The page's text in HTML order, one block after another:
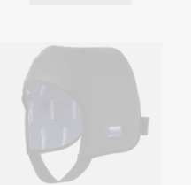
variantes.
As
escolhidas
na
página